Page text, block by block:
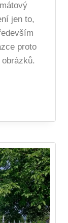
jen to,
proto